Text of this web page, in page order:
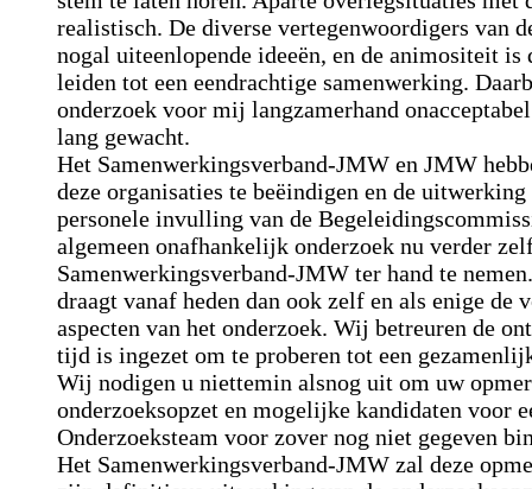
realistisch. De diverse vertegenwoordigers van
nogal uiteenlopende ideeën, en de animositeit
leiden tot een eendrachtige samenwerking.
onderzoek voor mij langzamerhand
lang gewacht.
Het Samenwerkingsverband-JMW en JMW
deze organisaties te beëindigen en de
personele invulling van de
algemeen onafhankelijk onderzoek nu verder
Samenwerkingsverband-JMW ter hand te
draagt vanaf heden dan ook zelf en als enige
aspecten van het onderzoek. Wij betreuren de
tijd is ingezet om te proberen tot een
Wij nodigen u niettemin alsnog uit om uw
onderzoeksopzet en mogelijke kandidaten voor
Onderzoeksteam voor zover nog niet gegeven
Het Samenwerkingsverband-JMW zal deze